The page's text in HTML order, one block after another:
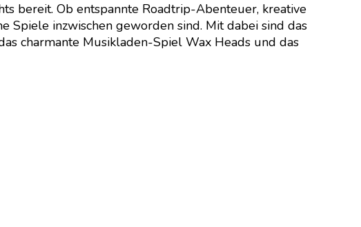
bereit. Ob entspannte Roadtrip-Abenteuer, kreative
Spiele inzwischen geworden sind. Mit dabei sind das
charmante Musikladen-Spiel Wax Heads und das